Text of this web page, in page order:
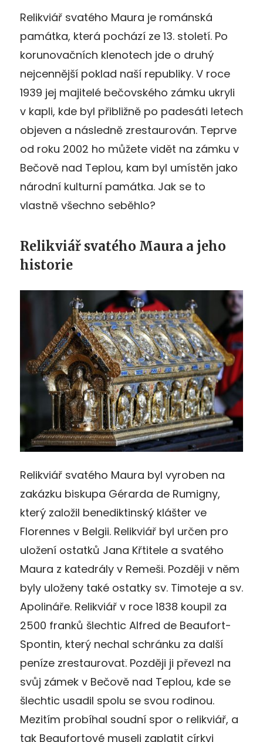
Relikviář svatého Maura je románská
památka, která pochází ze 13. století. Po
korunovačních klenotech jde o druhý
nejcennější poklad naší republiky. V roce
1939 jej majitelé bečovského zámku ukryli
v kapli, kde byl přibližně po padesáti letech
objeven a následně zrestaurován. Teprve
od roku 2002 ho můžete vidět na zámku v
Bečově nad Teplou, kam byl umístěn jako
národní kulturní památka. Jak se to
vlastně všechno seběhlo?
Relikviář svatého Maura a jeho
historie
Relikviář svatého Maura byl vyroben na
zakázku biskupa Gérarda de Rumigny,
který založil benediktinský klášter ve
Florennes v Belgii. Relikviář byl určen pro
uložení ostatků Jana Křtitele a svatého
Maura z katedrály v Remeši. Později v něm
byly uloženy také ostatky sv. Timoteje a sv.
Apolináře. Relikviář v roce 1838 koupil za
2500 franků šlechtic Alfred de Beaufort-
Spontin, který nechal schránku za další
peníze zrestaurovat. Později ji převezl na
svůj zámek v Bečově nad Teplou, kde se
šlechtic usadil spolu se svou rodinou.
Mezitím probíhal soudní spor o relikviář, a
tak Beaufortové museli zaplatit církvi